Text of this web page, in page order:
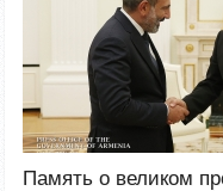
Память о великом